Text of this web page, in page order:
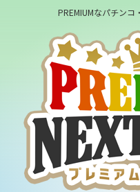
PREMIUMなパチンコ